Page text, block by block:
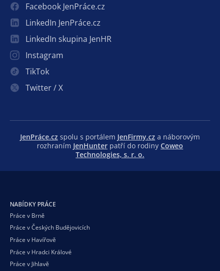
Facebook JenPráce.cz
LinkedIn JenPráce.cz
LinkedIn skupina JenHR
Instagram
TikTok
Twitter / X
JenPráce.cz spolu s portálem JenFirmy.cz a náborovým
rozhraním JenHunter patří do rodiny Coweo
Technologies, s. r. o.
NABÍDKY PRÁCE
Práce v Brně
Práce v Českých Budějovicích
Práce v Havířově
Práce v Hradci Králové
Práce v Jihlavě